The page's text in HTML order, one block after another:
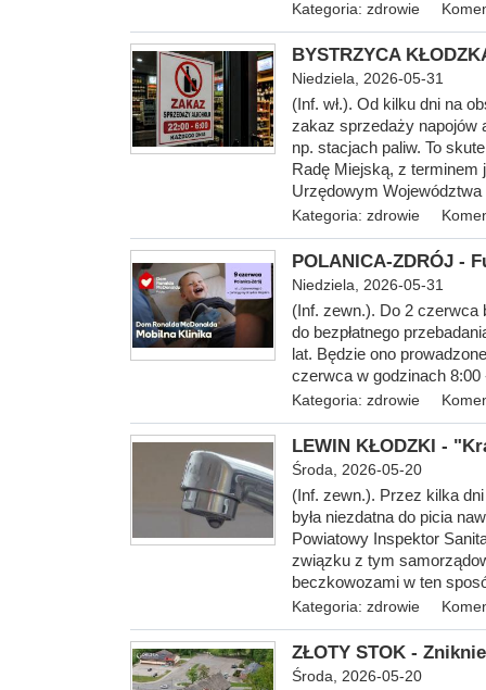
Kategoria: zdrowie
BYSTRZYCA
Niedziela, 2026-05-31
(Inf. wł.). Od kilku dni na
zakaz sprzedaży napojów
np. stacjach paliw. To
Radę Miejską, z terminem
Urzędowym
Kategoria: zdrowie
POLANICA-ZDRÓJ -
Niedziela, 2026-05-31
(Inf. zewn.). Do 2 czerwca
do bezpłatnego
lat. Będzie ono
czerwca w godzinach
Kategoria: zdrowie
LEWIN KŁODZKI -
Środa, 2026-05-20
(Inf. zewn.). Przez kilka
była niezdatna do picia
Powiatowy Inspektor
związku z tym
beczkowozami w ten
Kategoria: zdrowie
ZŁOTY STOK -
Środa, 2026-05-20